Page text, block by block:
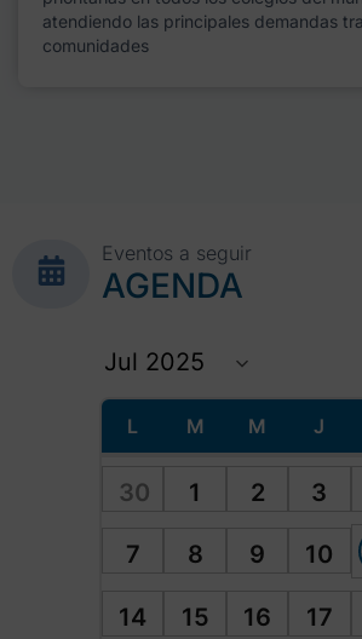
atendiendo las principales demandas
comunidades
Eventos a seguir
AGENDA
L M M J
30 1 2 3
7 8 9 10
14 15 16 17